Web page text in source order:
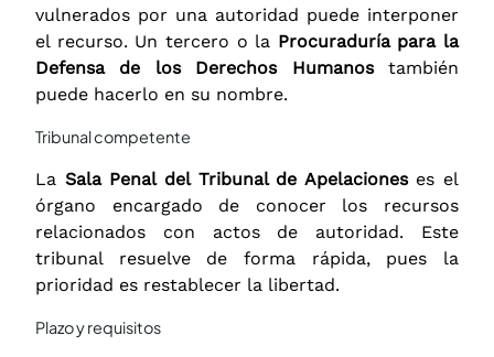
vulnerados por una autoridad puede interponer
el recurso. Un tercero o la Procuraduría para la
Defensa de los Derechos Humanostambién
puede hacerlo en su nombre.
Tribunal competente
La Sala Penal del Tribunal de Apelacioneses el
órgano encargado de conocer los recursos
relacionados con actos de autoridad. Este
tribunal resuelve de forma rápida, pues la
prioridad es restablecer la libertad.
Plazo y requisitos